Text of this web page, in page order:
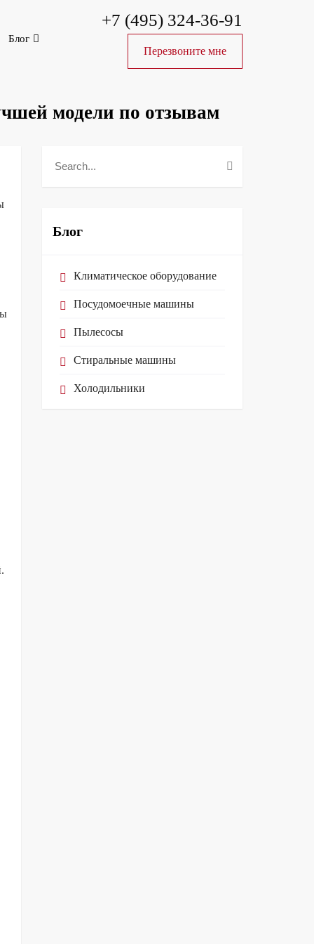
Блог
+7 (495) 324-36-91
Перезвоните мне
модели по отзывам
Блог
Климатическое оборудование
Посудомоечные машины
Пылесосы
Стиральные машины
Холодильники